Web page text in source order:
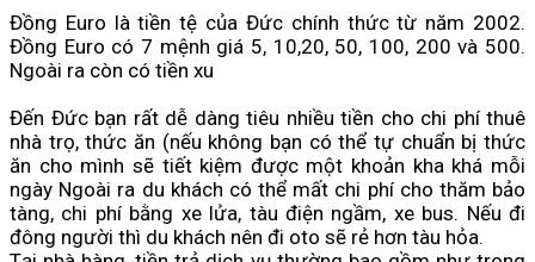
Đồng Euro là tiền tệ của Đức chính thức từ năm 2002.
Đồng Euro có 7 mệnh giá 5, 10,20, 50, 100, 200 và 500.
Ngoài ra còn có tiền xu
Đến Đức bạn rất dễ dàng tiêu nhiều tiền cho chi phí thuê
nhà trọ, thức ăn (nếu không bạn có thể tự chuẩn bị thức
ăn cho mình sẽ tiết kiệm được một khoản kha khá mỗi
ngày Ngoài ra du khách có thể mất chi phí cho thăm bảo
tàng, chi phí bằng xe lửa, tàu điện ngầm, xe bus. Nếu đi
đông người thì du khách nên đi oto sẽ rẻ hơn tàu hỏa.